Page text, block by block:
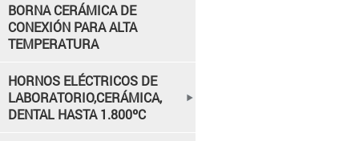
BORNA CERÁMICA DE
CONEXIÓN PARA ALTA
TEMPERATURA
HORNOS ELÉCTRICOS DE
LABORATORIO,CERÁMICA,
DENTAL HASTA 1.800ºC